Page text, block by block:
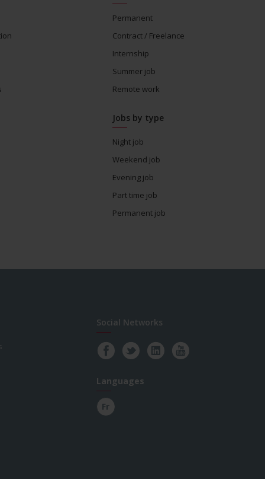
Permanent
Contract / Freelance
Internship
Summer job
Remote work
Jobs by type
Night job
Weekend job
Evening job
Part time job
Permanent job
Social Networks
Languages
Fr